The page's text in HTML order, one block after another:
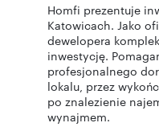
Homfi prezentuje
Katowicach. Jako
dewelopera
inwestycję.
profesjonalnego
lokalu, przez
po znalezienie
wynajmem.